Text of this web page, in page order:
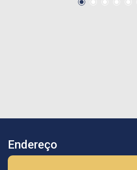
solar própria (fotovoltaica). A área de lazer é um
sonhos. Agende sua visita hoje
Endereço